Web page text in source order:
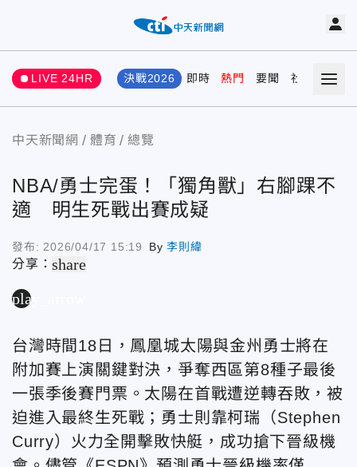
LIVE 24HR 決戰2026 即時 熱門 要聞 社會 娛樂
中天新聞網 體育 總覽
NBA/勇士完蛋！「獨角獸」右腳踝不
適 明生死戰出賽成疑
發布: 2026/04/17 15:19 By李則緯
分享：share
play_arrow
台灣時間18日，鳳凰城太陽與金州勇士將在
附加賽上演關鍵對決，爭奪西區第8種子最後
一張季後賽門票。太陽在首戰遭逆轉吞敗，被
迫進入最終生死戰；勇士則靠柯瑞（Stephen
Curry）火力全開擊敗快艇，成功搶下晉級機